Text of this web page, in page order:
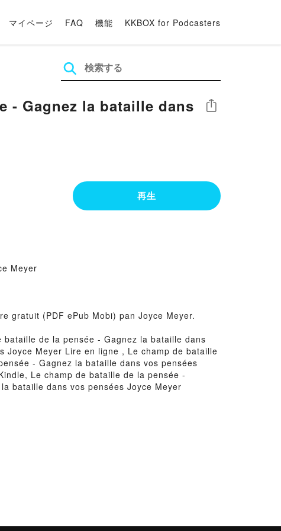
マイページ FAQ 機能 KKBOX for Podcasters
シェア
再生
Meyer
gratuit (PDF ePub Mobi) pan Joyce Meyer.
de la pensée - Gagnez la bataille dans
Joyce Meyer Lire en ligne , Le champ de bataille
- Gagnez la bataille dans vos pensées
Le champ de bataille de la pensée -
bataille dans vos pensées Joyce Meyer